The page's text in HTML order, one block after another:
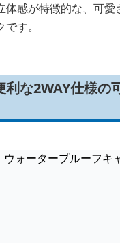
体感が特徴的な、可愛
す。
な2WAY仕様の